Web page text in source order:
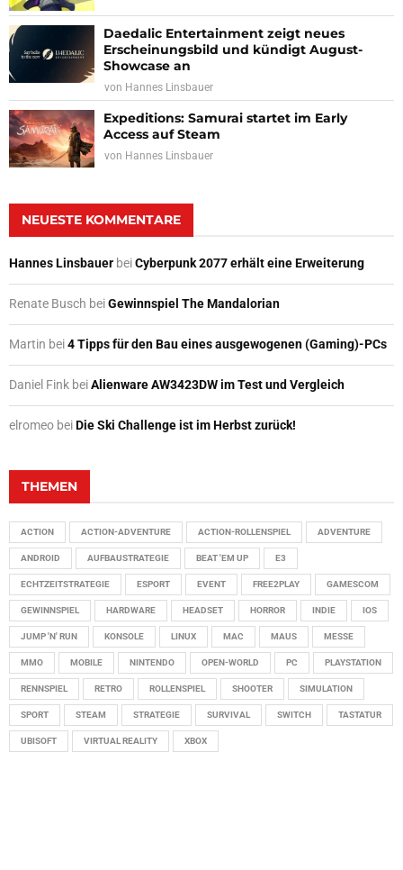
Daedalic Entertainment zeigt neues
Erscheinungsbild und kündigt August-
Showcase an
von Hannes Linsbauer
Expeditions: Samurai startet im Early
Access auf Steam
von Hannes Linsbauer
NEUESTE KOMMENTARE
Hannes Linsbauer beiCyberpunk 2077 erhält eine Erweiterung
Renate Busch beiGewinnspiel The Mandalorian
Martin bei4 Tipps für den Bau eines ausgewogenen (Gaming)-PCs
Daniel Fink beiAlienware AW3423DW im Test und Vergleich
elromeo beiDie Ski Challenge ist im Herbst zurück!
THEMEN
ACTION ACTION-ADVENTURE ACTION-ROLLENSPIEL ADVENTURE
ANDROID AUFBAUSTRATEGIE BEAT 'EM UP E3
ECHTZEITSTRATEGIE ESPORT EVENT FREE2PLAY GAMESCOM
GEWINNSPIEL HARDWARE HEADSET HORROR INDIE IOS
JUMP 'N' RUN KONSOLE LINUX MAC MAUS MESSE
MMO MOBILE NINTENDO OPEN-WORLD PC PLAYSTATION
RENNSPIEL RETRO ROLLENSPIEL SHOOTER SIMULATION
SPORT STEAM STRATEGIE SURVIVAL SWITCH TASTATUR
UBISOFT VIRTUAL REALITY XBOX